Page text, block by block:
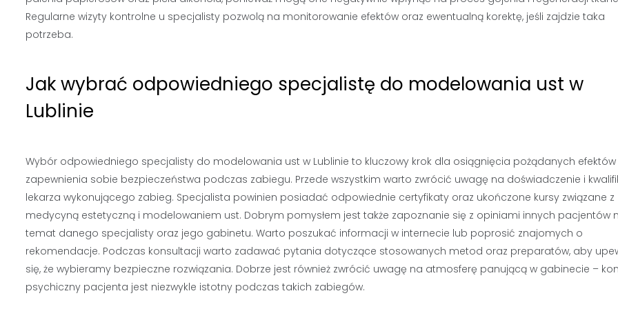
Regularne wizyty kontrolne u specjalisty pozwolą na monitorowanie efektów oraz ewentualną korektę, jeśli zajdzie taka
potrzeba.
Jak wybrać odpowiedniego specjalistę do modelowania ust w
Lublinie
Wybór odpowiedniego specjalisty do modelowania ust w Lublinie to kluczowy krok dla osiągnięcia pożądanych efektów
zapewnienia sobie bezpieczeństwa podczas zabiegu. Przede wszystkim warto zwrócić uwagę na doświadczenie i
lekarza wykonującego zabieg. Specjalista powinien posiadać odpowiednie certyfikaty oraz ukończone kursy związane z
medycyną estetyczną i modelowaniem ust. Dobrym pomysłem jest także zapoznanie się z opiniami innych pacjentów
temat danego specjalisty oraz jego gabinetu. Warto poszukać informacji w internecie lub poprosić znajomych o
rekomendacje. Podczas konsultacji warto zadawać pytania dotyczące stosowanych metod oraz preparatów, aby
się, że wybieramy bezpieczne rozwiązania. Dobrze jest również zwrócić uwagę na atmosferę panującą w gabinecie –
psychiczny pacjenta jest niezwykle istotny podczas takich zabiegów.